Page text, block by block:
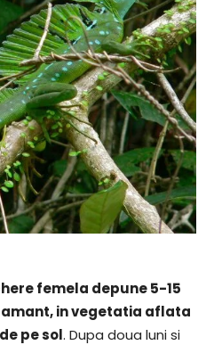
femela depune 5-15
in vegetatia aflata
pe sol. Dupa doua luni si